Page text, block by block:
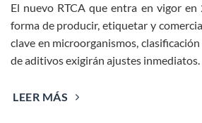
El nuevo RTCA que entra en vigor
forma de producir, etiquetar y
clave en microorganismos,
de aditivos exigirán ajustes inmediatos.
LEER MÁS